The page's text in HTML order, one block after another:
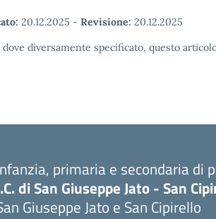
20.12.2025 - Revisione: 20.12.2025
dove diversamente specificato, questo
primaria e secondaria di
di San Giuseppe Jato - San
Giuseppe Jato e San Cipirello